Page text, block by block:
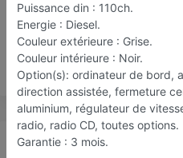
Ouvre dès 08:00
Actualité
Puissance din : 110ch.
Energie : Diesel.
Couleur extérieure : Grise.
Couleur intérieure : Noir.
Option(s): ordinateur de bord,
direction assistée, fermeture
aluminium, régulateur de
radio, radio CD, toutes options.
Garantie : 3 mois.